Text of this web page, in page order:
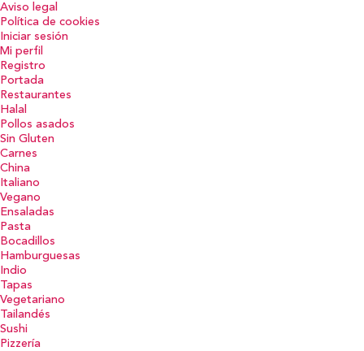
Aviso legal
Política de cookies
Iniciar sesión
Mi perfil
Registro
Portada
Restaurantes
Halal
Pollos asados
Sin Gluten
Carnes
China
Italiano
Vegano
Ensaladas
Pasta
Bocadillos
Hamburguesas
Indio
Tapas
Vegetariano
Tailandés
Sushi
Pizzería